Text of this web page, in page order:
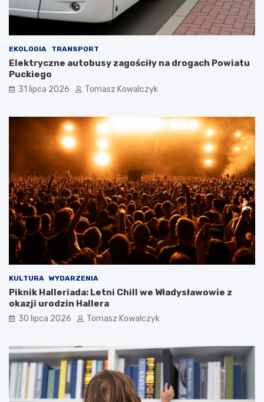
EKOLOGIA TRANSPORT
Elektryczne autobusy zagościły na drogach Powiatu
Puckiego
31 lipca 2026 Tomasz Kowalczyk
KULTURA WYDARZENIA
Piknik Halleriada: Letni Chill we Władysławowie z
okazji urodzin Hallera
30 lipca 2026 Tomasz Kowalczyk